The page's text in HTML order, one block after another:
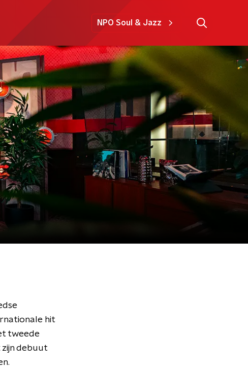
NPO Soul & Jazz
hit
tweede
zijn debuut